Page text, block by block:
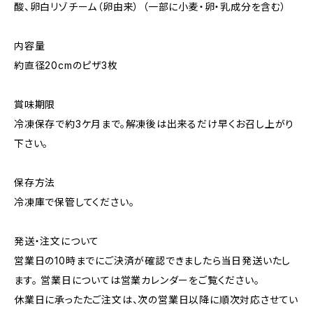
酸、卵白リゾチーム（卵由来） （一部に小麦・卵・乳成分を含む）
内容量
約直径20cmのピザ3枚
賞味期限
冷凍保存で約3ケ月まで。解凍後は出来るだけ早くお召し上がり
下さい。
保存方法
冷凍庫で保管してください。
発送・注文について
営業日の10時までにご決済が確認できましたら当日発送いたし
ます。 営業日については営業カレンダーをご覧ください。
休業日に承ったたご注文は、次の営業日以降に順次対応させてい